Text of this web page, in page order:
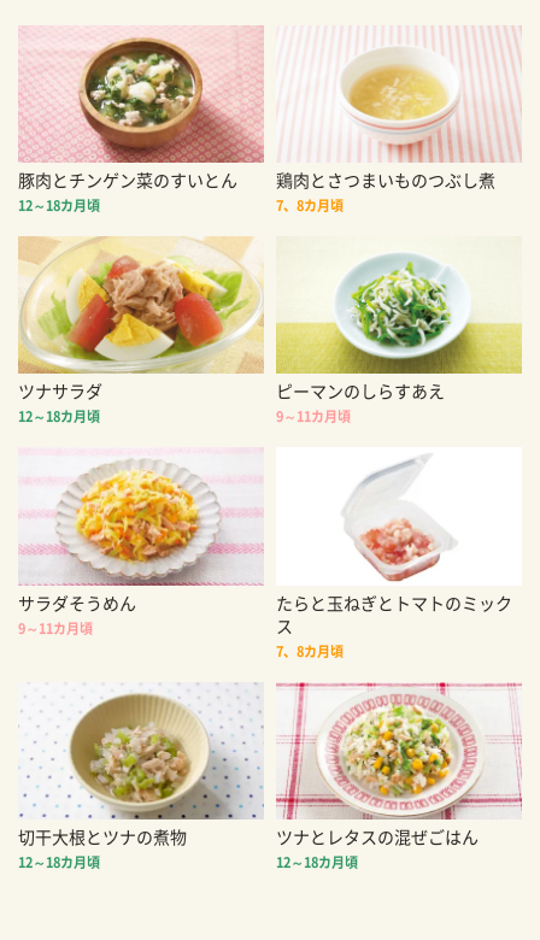
豚肉とチンゲン菜のすいとん
12～18カ月頃
鶏肉とさつまいものつぶし煮
7、8カ月頃
ツナサラダ
12～18カ月頃
ピーマンのしらすあえ
9～11カ月頃
サラダそうめん
9～11カ月頃
たらと玉ねぎとトマトのミック
ス
7、8カ月頃
切干大根とツナの煮物
12～18カ月頃
ツナとレタスの混ぜごはん
12～18カ月頃